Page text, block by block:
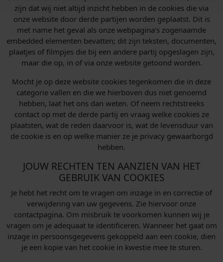
zijn dat wij niet altijd inzicht hebben in de cookies die via
onze website door derde partijen worden geplaatst. Dit is
met name het geval als onze webpagina’s zogenaamde
embedded elementen bevatten; dit zijn teksten, documenten,
plaatjes of filmpjes die bij een andere partij opgeslagen zijn,
maar die op, in of via onze website getoond worden.
Mocht je op deze website cookies tegenkomen die in deze
categorie vallen en die we hierboven dus niet genoemd
hebben, laat het ons dan weten. Of neem rechtstreeks
contact op met de derde partij en vraag welke cookies ze
plaatsten, wat de reden daarvoor is, wat de levensduur van
de cookie is en op welke manier ze je privacy gewaarborgd
hebben.
JOUW RECHTEN TEN AANZIEN VAN HET
GEBRUIK VAN COOKIES
Je hebt het recht om te vragen om inzage in en correctie of
verwijdering van uw gegevens. Zie hiervoor onze
contactpagina. Om misbruik te voorkomen kunnen wij je
vragen om je adequaat te identificeren. Wanneer het gaat om
inzage in persoonsgegevens gekoppeld aan een cookie, dien
je een kopie van het cookie in kwestie mee te sturen.